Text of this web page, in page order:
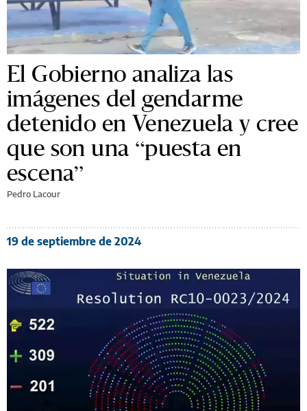
El Gobierno analiza las
imágenes del gendarme
detenido en Venezuela y cree
que son una “puesta en
escena”
Pedro Lacour
19 de septiembre de 2024